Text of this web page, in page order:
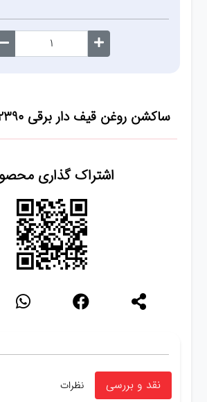
معاینه
ساکشن روغن قیف دار برقی HPMM – 2390
اشتراک گذاری
نقد و بررسی نظرات